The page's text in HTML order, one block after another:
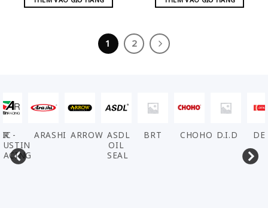
1 2
-
ARASHI ARROW ASDL
OIL
SEAL
BRT CHOHO D.I.D